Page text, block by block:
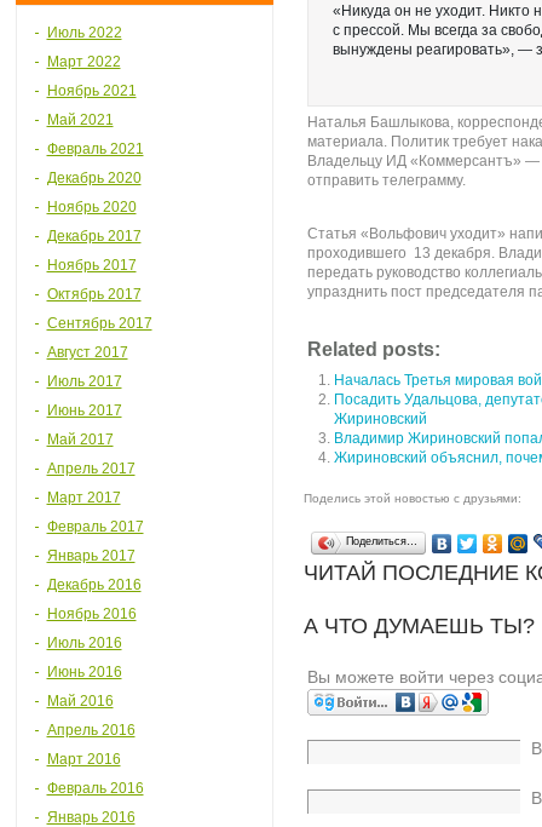
Июль 2022
Март 2022
Ноябрь 2021
Май 2021
Февраль 2021
Декабрь 2020
Ноябрь 2020
Декабрь 2017
Ноябрь 2017
Октябрь 2017
Сентябрь 2017
Август 2017
Июль 2017
Июнь 2017
Май 2017
Апрель 2017
Март 2017
Февраль 2017
Январь 2017
Декабрь 2016
Ноябрь 2016
Июль 2016
Июнь 2016
Май 2016
Апрель 2016
Март 2016
Февраль 2016
Январь 2016
«Никуда он не уходит. Никто
с прессой. Мы всегда за
вынуждены реагировать», —
Наталья Башлыкова,
материала. Политик требует
Владельцу ИД «Коммерсантъ» —
отправить телеграмму.
Статья «Вольфович уходит»
проходившего 13 декабря.
передать руководство
упразднить пост председателя
Related posts:
Началась Третья мировая
Посадить Удальцова,
Жириновский
Владимир Жириновский
Жириновский объяснил,
Поделись этой новостью с друзьями:
Поделиться…
ЧИТАЙ ПОСЛЕДНИЕ
А ЧТО ДУМАЕШЬ
Вы можете войти через